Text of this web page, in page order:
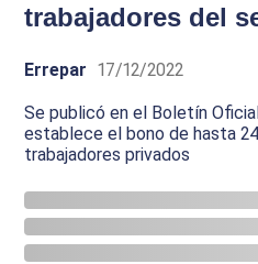
trabajadores del
Errepar 17/12/2022
Se publicó en el Boletín
establece el bono de hasta
trabajadores privados